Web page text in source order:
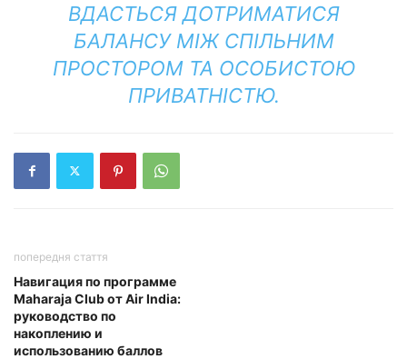
ВДАСТЬСЯ ДОТРИМАТИСЯ
БАЛАНСУ МІЖ СПІЛЬНИМ
ПРОСТОРОМ ТА ОСОБИСТОЮ
ПРИВАТНІСТЮ.
попередня стаття
Навигация по программе
Maharaja Club от Air India:
руководство по
накоплению и
использованию баллов